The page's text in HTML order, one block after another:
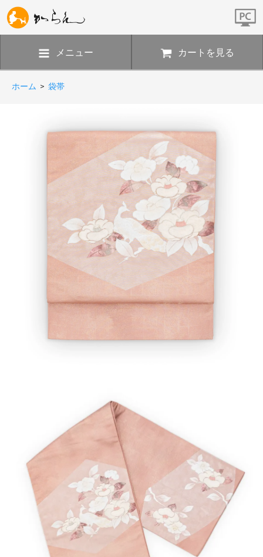
メニュー カートを見る
ホーム > 袋帯